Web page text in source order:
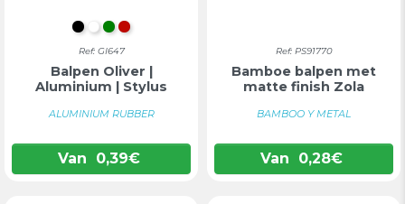
ZWART
WITGROEN
ROOD
Ref: GI647
Balpen Oliver |
Aluminium | Stylus
ALUMINIUM RUBBER
Van 0,39€
Ref: PS91770
Bamboe balpen met
matte finish Zola
BAMBOO Y METAL
Van 0,28€